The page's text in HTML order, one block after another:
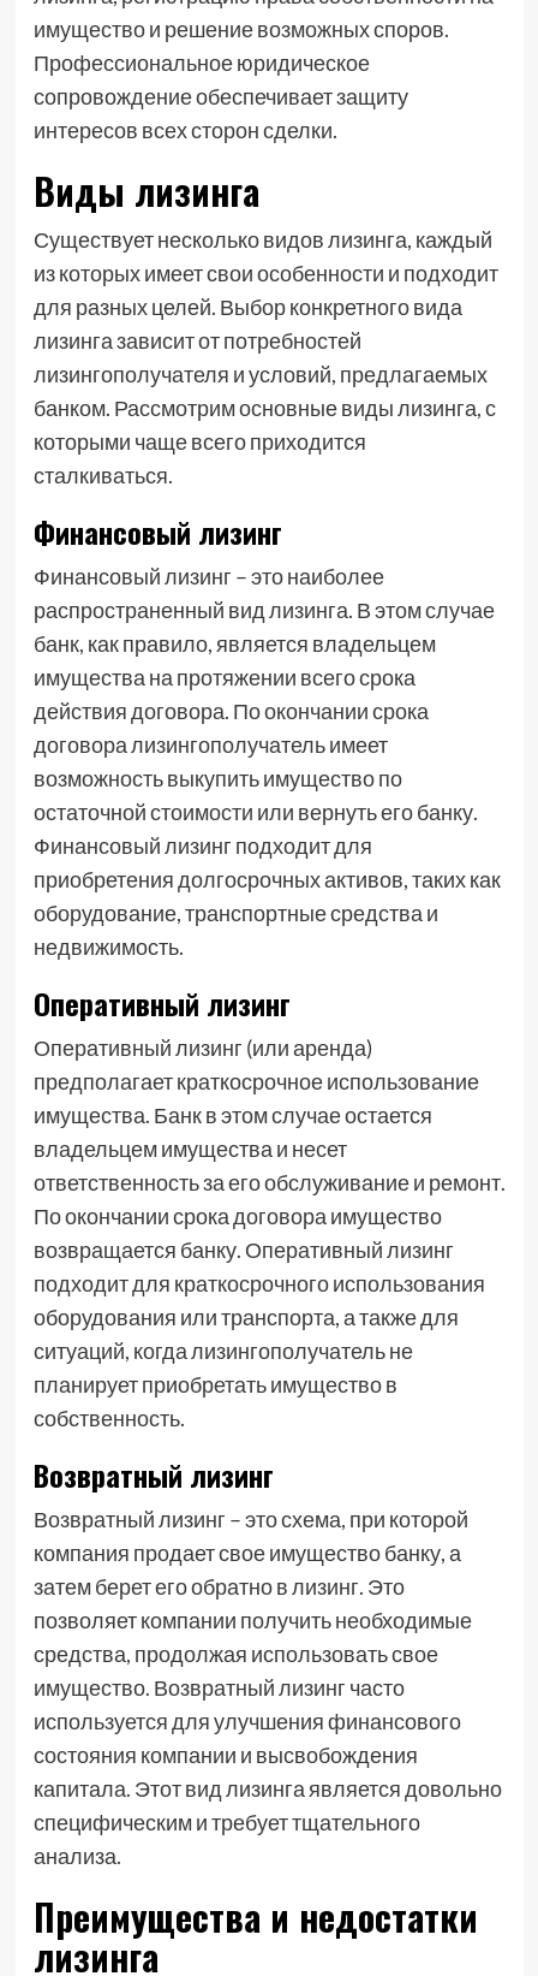
имущество и решение возможных споров.
Профессиональное юридическое
сопровождение обеспечивает защиту
интересов всех сторон сделки.
Виды лизинга
Существует несколько видов лизинга, каждый
из которых имеет свои особенности и подходит
для разных целей. Выбор конкретного вида
лизинга зависит от потребностей
лизингополучателя и условий, предлагаемых
банком. Рассмотрим основные виды лизинга, с
которыми чаще всего приходится
сталкиваться.
Финансовый лизинг
Финансовый лизинг – это наиболее
распространенный вид лизинга. В этом случае
банк, как правило, является владельцем
имущества на протяжении всего срока
действия договора. По окончании срока
договора лизингополучатель имеет
возможность выкупить имущество по
остаточной стоимости или вернуть его банку.
Финансовый лизинг подходит для
приобретения долгосрочных активов, таких как
оборудование, транспортные средства и
недвижимость.
Оперативный лизинг
Оперативный лизинг (или аренда)
предполагает краткосрочное использование
имущества. Банк в этом случае остается
владельцем имущества и несет
ответственность за его обслуживание и ремонт.
По окончании срока договора имущество
возвращается банку. Оперативный лизинг
подходит для краткосрочного использования
оборудования или транспорта, а также для
ситуаций, когда лизингополучатель не
планирует приобретать имущество в
собственность.
Возвратный лизинг
Возвратный лизинг – это схема, при которой
компания продает свое имущество банку, а
затем берет его обратно в лизинг. Это
позволяет компании получить необходимые
средства, продолжая использовать свое
имущество. Возвратный лизинг часто
используется для улучшения финансового
состояния компании и высвобождения
капитала. Этот вид лизинга является довольно
специфическим и требует тщательного
анализа.
Преимущества и недостатки
лизинга